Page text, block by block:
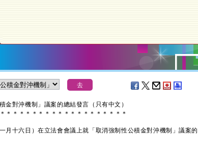
對沖機制」議案的總結發言（只有中文）
＊ ＊ ＊ ＊ ＊ ＊ ＊ ＊ ＊ ＊ ＊ ＊ ＊ ＊ ＊ ＊ ＊ ＊ ＊ ＊
十六日）在立法會會議上就「取消強制性公積金對沖機制」議案的